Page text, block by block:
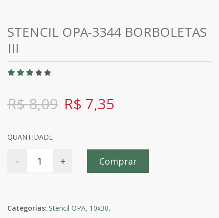
STENCIL OPA-3344 BORBOLETAS
III
R$ 8,09 R$ 7,35
QUANTIDADE
- + Comprar
Categorias: Stencil OPA, 10x30,